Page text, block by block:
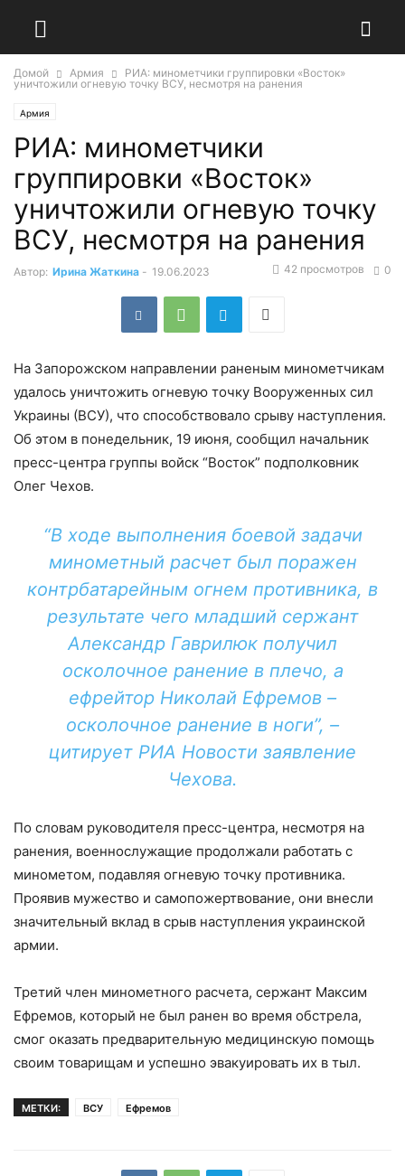
Домой Армия
РИА: минометчики группировки «Восток»
уничтожили огневую точку ВСУ, несмотря на ранения
Армия
РИА: минометчики
группировки «Восток»
уничтожили огневую точку
ВСУ, несмотря на ранения
Автор: Ирина Жаткина - 19.06.2023 0
42 просмотров
На Запорожском направлении раненым минометчикам
удалось уничтожить огневую точку Вооруженных сил
Украины (ВСУ), что способствовало срыву наступления.
Об этом в понедельник, 19 июня, сообщил начальник
пресс-центра группы войск “Восток” подполковник
Олег Чехов.
“В ходе выполнения боевой задачи
минометный расчет был поражен
контрбатарейным огнем противника, в
результате чего младший сержант
Александр Гаврилюк получил
осколочное ранение в плечо, а
ефрейтор Николай Ефремов –
осколочное ранение в ноги”, –
цитирует РИА Новости заявление
Чехова.
По словам руководителя пресс-центра, несмотря на
ранения, военнослужащие продолжали работать с
минометом, подавляя огневую точку противника.
Проявив мужество и самопожертвование, они внесли
значительный вклад в срыв наступления украинской
армии.
Третий член минометного расчета, сержант Максим
Ефремов, который не был ранен во время обстрела,
смог оказать предварительную медицинскую помощь
своим товарищам и успешно эвакуировать их в тыл.
МЕТКИ: ВСУ Ефремов